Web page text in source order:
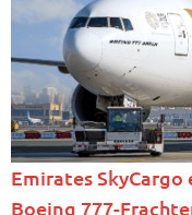
Emirates
Boeing 777-